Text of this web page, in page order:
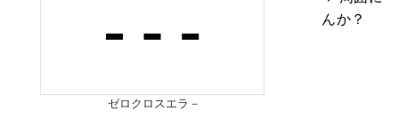
ゼロクロスエラ－
んか？